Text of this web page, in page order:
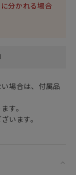
分かれる場合
場合は、付属品
す。
います。